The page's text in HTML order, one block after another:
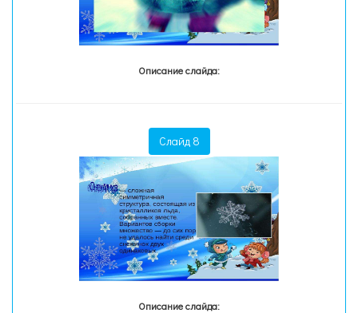
Описание слайда:
Слайд 8
Описание слайда: